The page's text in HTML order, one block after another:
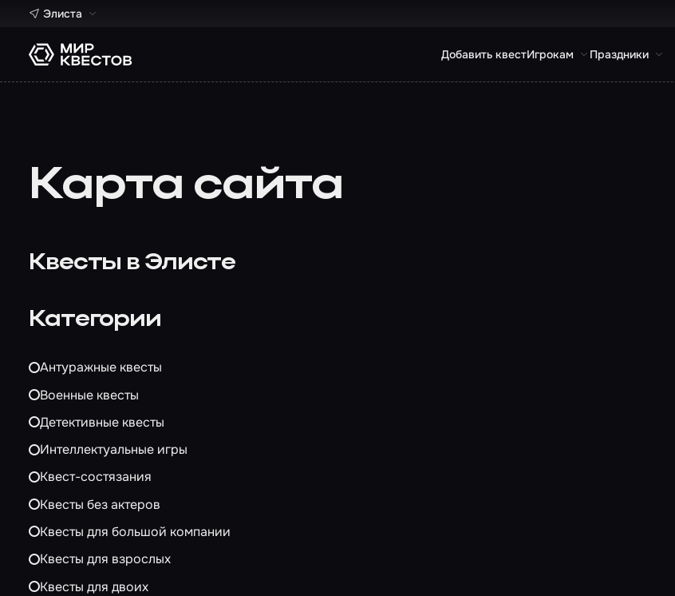
Элиста
Добавить квестИгрокам Праздники
Карта сайта
Квесты в Элисте
Категории
Антуражные квесты
Военные квесты
Детективные квесты
Интеллектуальные игры
Квест-состязания
Квесты без актеров
Квесты для большой компании
Квесты для взрослых
Квесты для двоих